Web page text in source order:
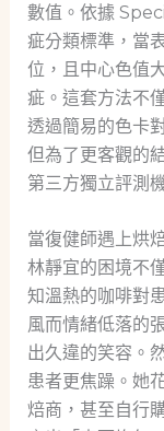
數值。依據
疵分類標準，當
位，且中心色值
疵。這套方法不
透過簡易的色卡
但為了更客觀的
第三方獨立評測
當復健師遇上烘
林靜宜的困境不
知溫熱的咖啡對
風而情緒低落的
出久違的笑容。
患者更焦躁。她
焙商，甚至自行